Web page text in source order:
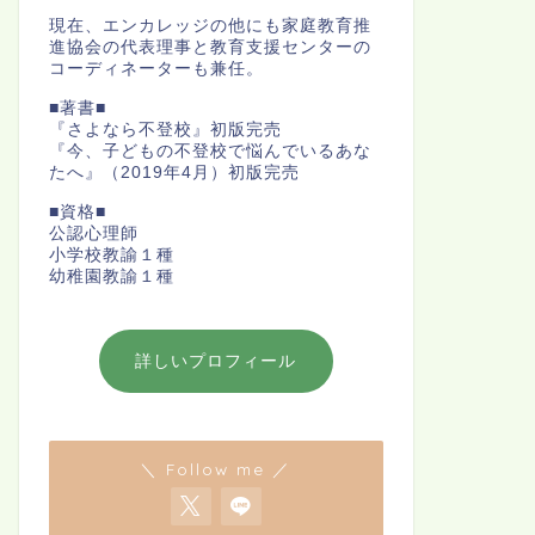
現在、エンカレッジの他にも家庭教育推
進協会の代表理事と教育支援センターの
コーディネーターも兼任。
■著書■
『さよなら不登校』初版完売
『今、子どもの不登校で悩んでいるあな
たへ』（2019年4月）初版完売
■資格■
公認心理師
小学校教諭１種
幼稚園教諭１種
詳しいプロフィール
＼ Follow me ／